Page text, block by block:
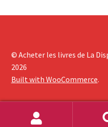
© Acheter les livres de La
2026
Built with WooCommerce.
Recherche
Recherche